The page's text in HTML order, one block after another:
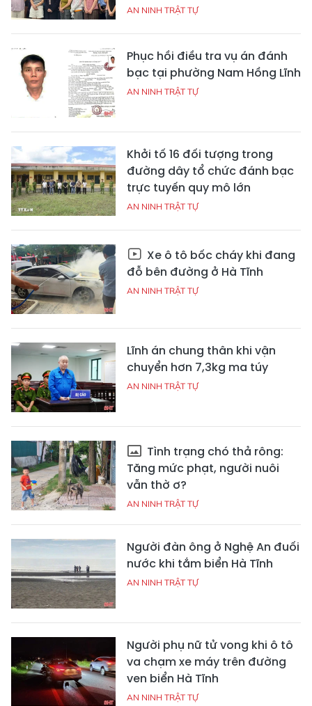
AN NINH TRẬT TỰ
Phục hồi điều tra vụ án đánh
bạc tại phường Nam Hồng Lĩnh
AN NINH TRẬT TỰ
Khởi tố 16 đối tượng trong
đường dây tổ chức đánh bạc
trực tuyến quy mô lớn
AN NINH TRẬT TỰ
Xe ô tô bốc cháy khi đang
đỗ bên đường ở Hà Tĩnh
AN NINH TRẬT TỰ
Lĩnh án chung thân khi vận
chuyển hơn 7,3kg ma túy
AN NINH TRẬT TỰ
Tình trạng chó thả rông:
Tăng mức phạt, người nuôi
vẫn thờ ơ?
AN NINH TRẬT TỰ
Người đàn ông ở Nghệ An đuối
nước khi tắm biển Hà Tĩnh
AN NINH TRẬT TỰ
Người phụ nữ tử vong khi ô tô
va chạm xe máy trên đường
ven biển Hà Tĩnh
AN NINH TRẬT TỰ